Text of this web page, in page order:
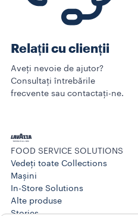
Relații cu clienții
Aveți nevoie de ajutor?
Consultați întrebările
frecvente sau contactați-ne.
FOOD SERVICE SOLUTIONS
Vedeți toate Collections
Mașini
In-Store Solutions
Alte produse
Stories